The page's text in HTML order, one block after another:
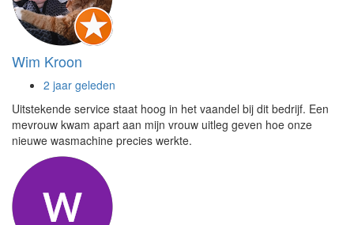
Wim Kroon
2 jaar geleden
Uitstekende service staat hoog in het vaandel bij dit bedrijf. Een
mevrouw kwam apart aan mijn vrouw uitleg geven hoe onze
nieuwe wasmachine precies werkte.